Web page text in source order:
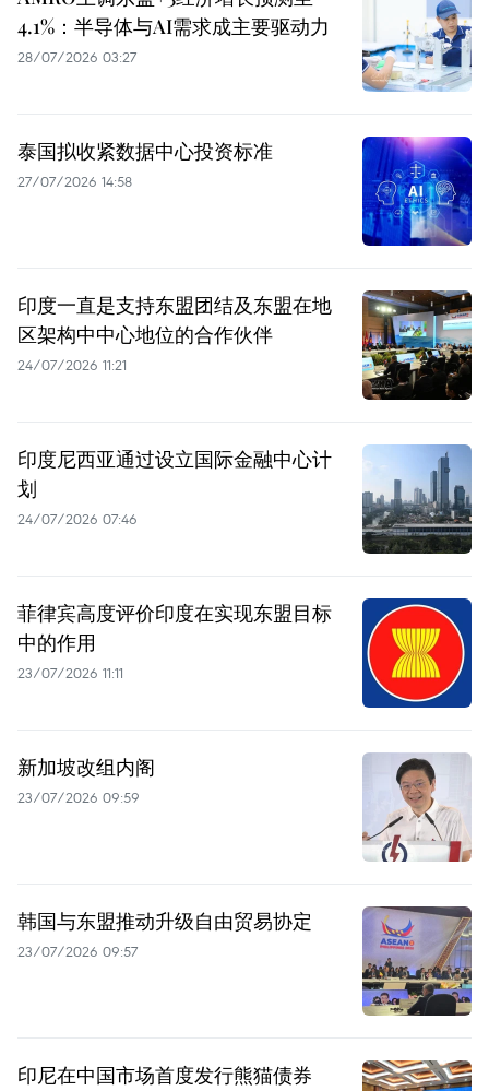
4.1%：半导体与AI需求成主要驱动力
28/07/2026 03:27
泰国拟收紧数据中心投资标准
27/07/2026 14:58
印度一直是支持东盟团结及东盟在地
区架构中中心地位的合作伙伴
24/07/2026 11:21
印度尼西亚通过设立国际金融中心计
划
24/07/2026 07:46
菲律宾高度评价印度在实现东盟目标
中的作用
23/07/2026 11:11
新加坡改组内阁
23/07/2026 09:59
韩国与东盟推动升级自由贸易协定
23/07/2026 09:57
印尼在中国市场首度发行熊猫债券